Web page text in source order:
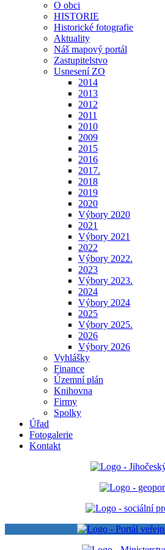
O obci
HISTORIE
Historické fotografie
Aktuality
Náš mapový portál
Zastupitelstvo
Usnesení ZO
2014
2013
2012
2011
2010
2009
2015
2016
2017.
2018
2019
2020
Výbory 2020
2021
Výbory 2021
2022
Výbory 2022.
2023
Výbory 2023.
2024
Výbory 2024
2025
Výbory 2025.
2026
Výbory 2026
Vyhlášky
Finance
Územní plán
Knihovna
Firmy
Spolky
Úřad
Fotogalerie
Kontakt